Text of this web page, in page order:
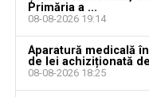
vacante
Locuri de
august 2026.
vacante
Primăria a ...
08-08-2026 19:14
Aparatură medicală
de lei achiziționată
08-08-2026 18:25